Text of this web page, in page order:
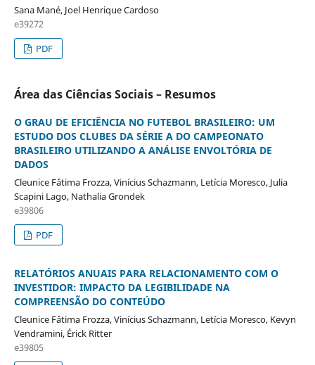
Sana Mané, Joel Henrique Cardoso
e39272
PDF
Área das Ciências Sociais – Resumos
O GRAU DE EFICIÊNCIA NO FUTEBOL BRASILEIRO: UM
ESTUDO DOS CLUBES DA SÉRIE A DO CAMPEONATO
BRASILEIRO UTILIZANDO A ANÁLISE ENVOLTÓRIA DE
DADOS
Cleunice F´átima Frozza, Vinícius Schazmann, Letícia Moresco, Julia
Scapini Lago, Nathalia Grondek
e39806
PDF
RELATÓRIOS ANUAIS PARA RELACIONAMENTO COM O
INVESTIDOR: IMPACTO DA LEGIBILIDADE NA
COMPREENSÃO DO CONTEÚDO
Cleunice F´átima Frozza, Vinícius Schazmann, Letícia Moresco, Kevyn
Vendramini, Érick Ritter
e39805